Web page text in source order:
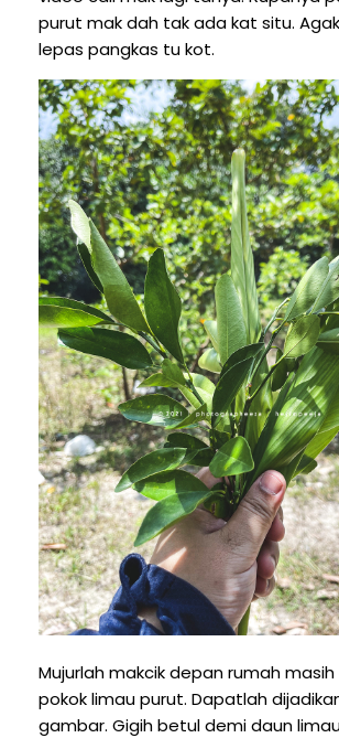
purut mak dah tak ada kat situ.
lepas pangkas tu kot.
Mujurlah makcik depan rumah
pokok limau purut. Dapatlah
gambar. Gigih betul demi daun